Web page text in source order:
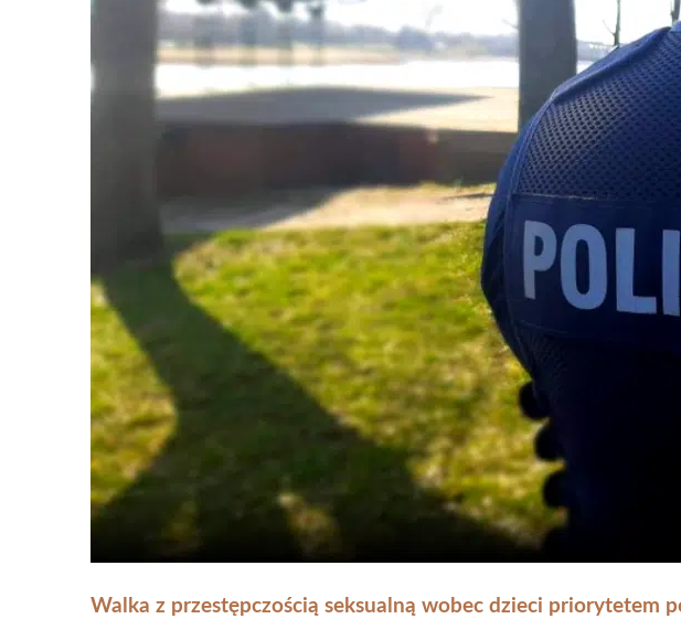
Walka z przestępczością seksualną wobec dzieci priorytetem